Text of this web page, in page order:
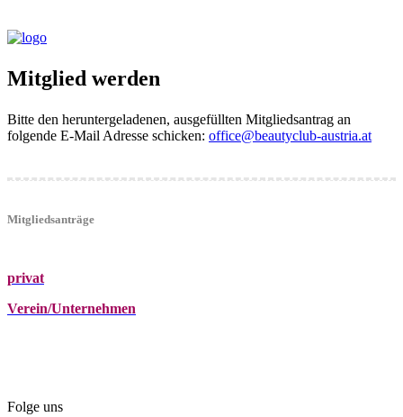
Mitglied werden
Bitte den heruntergeladenen, ausgefüllten Mitgliedsantrag an
folgende E-Mail Adresse schicken: office@beautyclub-austria.at
Mitgliedsanträge
privat
Verein/Unternehmen
Folge uns